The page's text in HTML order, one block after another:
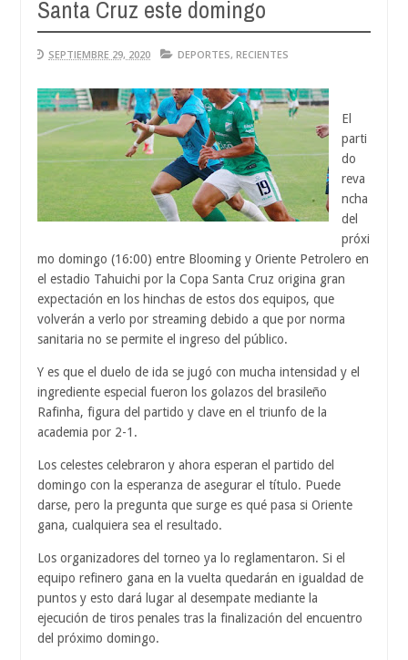
Santa Cruz este domingo
SEPTIEMBRE 29, 2020 DEPORTES, RECIENTES
El
parti
do
reva
ncha
del
próxi
mo domingo (16:00) entre Blooming y Oriente Petrolero en
el estadio Tahuichi por la Copa Santa Cruz origina gran
expectación en los hinchas de estos dos equipos, que
volverán a verlo por streaming debido a que por norma
sanitaria no se permite el ingreso del público.
Y es que el duelo de ida se jugó con mucha intensidad y el
ingrediente especial fueron los golazos del brasileño
Rafinha, figura del partido y clave en el triunfo de la
academia por 2-1.
Los celestes celebraron y ahora esperan el partido del
domingo con la esperanza de asegurar el título. Puede
darse, pero la pregunta que surge es qué pasa si Oriente
gana, cualquiera sea el resultado.
Los organizadores del torneo ya lo reglamentaron. Si el
equipo refinero gana en la vuelta quedarán en igualdad de
puntos y esto dará lugar al desempate mediante la
ejecución de tiros penales tras la finalización del encuentro
del próximo domingo.